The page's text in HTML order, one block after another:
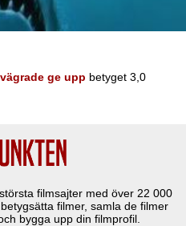
ge upp betyget 3,0
filmsajter med över 22 000
filmer, samla de filmer
bygga upp din filmprofil.